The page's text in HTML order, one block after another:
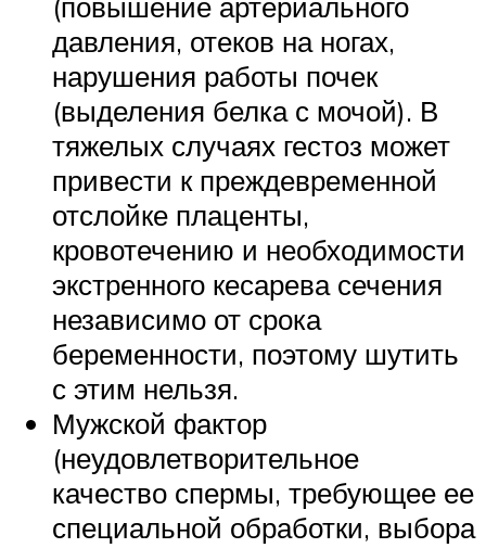
давления, отеков на ногах,
нарушения работы почек
(выделения белка с мочой). В
тяжелых случаях гестоз может
привести к преждевременной
отслойке плаценты,
кровотечению и необходимости
экстренного кесарева сечения
независимо от срока
беременности, поэтому шутить
с этим нельзя.
Мужской фактор
(неудовлетворительное
качество спермы, требующее ее
специальной обработки, выбора